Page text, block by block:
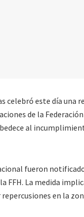
celebró este día una
de la
al
fueron
La medida
en la